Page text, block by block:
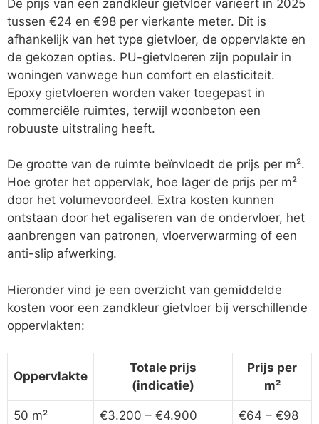
De prijs van een zandkleur gietvloer varieert in 2025
tussen €24 en €98 per vierkante meter. Dit is
afhankelijk van het type gietvloer, de oppervlakte en
de gekozen opties. PU-gietvloeren zijn populair in
woningen vanwege hun comfort en elasticiteit.
Epoxy gietvloeren worden vaker toegepast in
commerciële ruimtes, terwijl woonbeton een
robuuste uitstraling heeft.
De grootte van de ruimte beïnvloedt de prijs per m².
Hoe groter het oppervlak, hoe lager de prijs per m²
door het volumevoordeel. Extra kosten kunnen
ontstaan door het egaliseren van de ondervloer, het
aanbrengen van patronen, vloerverwarming of een
anti-slip afwerking.
Hieronder vind je een overzicht van gemiddelde
kosten voor een zandkleur gietvloer bij verschillende
oppervlakten:
Oppervlakte
Totale prijs
(indicatie)
Prijs per
m²
50 m² €3.200 – €4.900 €64 – €98